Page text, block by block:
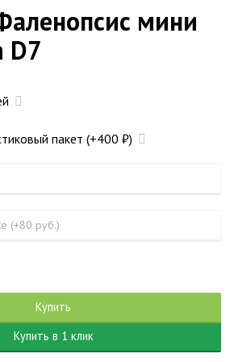
мини
D7
пакет (+400 ₽)
Купить
Купить в 1 клик